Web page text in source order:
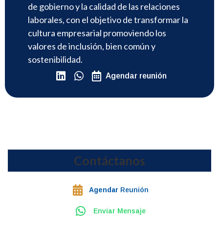
de gobierno y la calidad de las relaciones
laborales, con el objetivo de transformar la
cultura empresarial promoviendo los
valores de inclusión, bien común y
sostenibilidad.
Agendar reunión
Contáctanos
Agendar Reunión
Enviar Mensaje